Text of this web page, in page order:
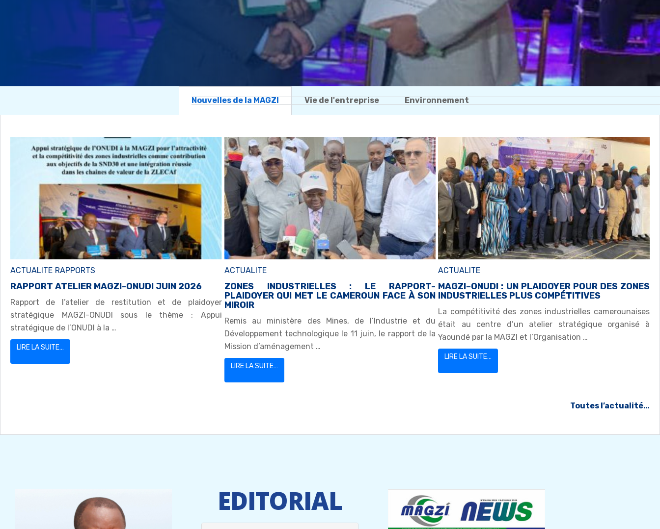
Nouvelles de la MAGZI Vie de l'entreprise Environnement
ACTUALITE RAPPORTS
RAPPORT ATELIER MAGZI-ONUDI JUIN 2026
Rapport de l’atelier de restitution et de plaidoyer
stratégique MAGZI-ONUDI sous le thème : Appui
stratégique de l’ONUDI à la …
LIRE LA SUITE…
ACTUALITE
ZONES INDUSTRIELLES : LE RAPPORT-
PLAIDOYER QUI MET LE CAMEROUN FACE À SON
MIROIR
Remis au ministère des Mines, de l’Industrie et du
Développement technologique le 11 juin, le rapport de la
Mission d’aménagement …
LIRE LA SUITE…
ACTUALITE
MAGZI–ONUDI : UN PLAIDOYER POUR DES ZONES
INDUSTRIELLES PLUS COMPÉTITIVES
La compétitivité des zones industrielles camerounaises
était au centre d’un atelier stratégique organisé à
Yaoundé par la MAGZI et l’Organisation …
LIRE LA SUITE…
Toutes l’actualité…
EDITORIAL